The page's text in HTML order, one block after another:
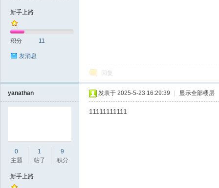
新手上路
积分 11
发消息
回复
yanathan
0
主题
1
帖子
9
积分
新手上路
发表于 2025-5-23 16:29:39 显示全部楼层
11111111111